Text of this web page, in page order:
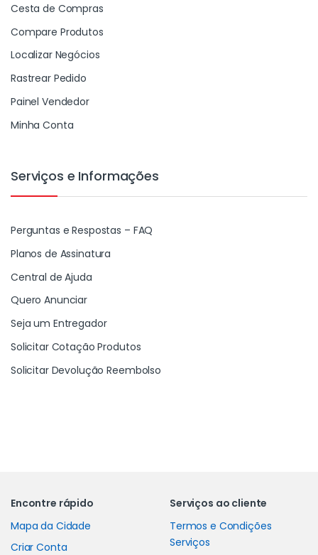
Cesta de Compras
Compare Produtos
Localizar Negócios
Rastrear Pedido
Painel Vendedor
Minha Conta
Serviços e Informações
Perguntas e Respostas – FAQ
Planos de Assinatura
Central de Ajuda
Quero Anunciar
Seja um Entregador
Solicitar Cotação Produtos
Solicitar Devolução Reembolso
Encontre rápido
Mapa da Cidade
Criar Conta
Serviços ao cliente
Termos e Condições
Serviços